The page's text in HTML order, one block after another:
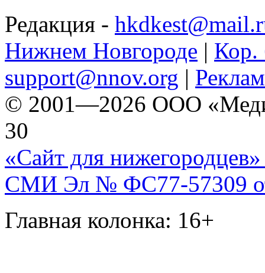
Редакция -
Нижнем Новгороде | Кор.
support@nnov.org |
© 2001—2026 ООО
30
«Сайт для нижегородцев»
СМИ Эл № ФС77-57309
Главная колонка: 16+